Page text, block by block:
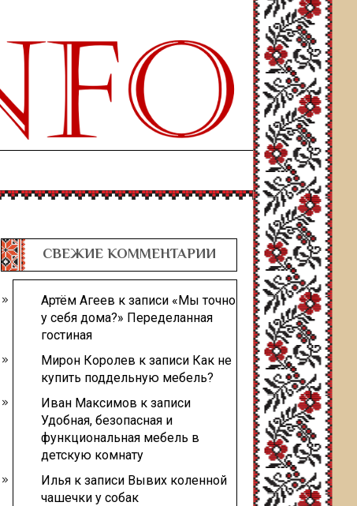
СВЕЖИЕ КОММЕНТАРИИ
Артём Агеев к записи «Мы точно
у себя дома?» Переделанная
гостиная
Мирон Королев к записи Как не
купить поддельную мебель?
Иван Максимов к записи
Удобная, безопасная и
функциональная мебель в
детскую комнату
Илья к записи Вывих коленной
чашечки у собак